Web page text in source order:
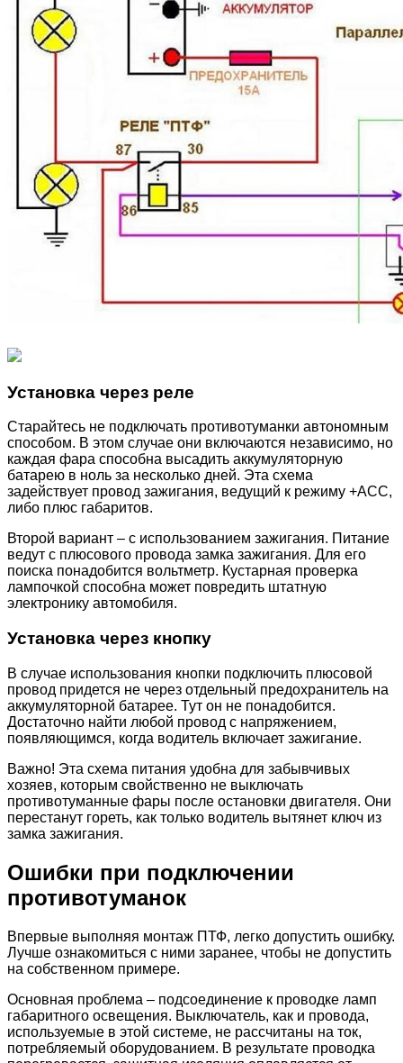
Установка через реле
Старайтесь не подключать противотуманки автономным
способом. В этом случае они включаются независимо, но
каждая фара способна высадить аккумуляторную
батарею в ноль за несколько дней. Эта схема
задействует провод зажигания, ведущий к режиму +ACC,
либо плюс габаритов.
Второй вариант – с использованием зажигания. Питание
ведут с плюсового провода замка зажигания. Для его
поиска понадобится вольтметр. Кустарная проверка
лампочкой способна может повредить штатную
электронику автомобиля.
Установка через кнопку
В случае использования кнопки подключить плюсовой
провод придется не через отдельный предохранитель на
аккумуляторной батарее. Тут он не понадобится.
Достаточно найти любой провод с напряжением,
появляющимся, когда водитель включает зажигание.
Важно! Эта схема питания удобна для забывчивых
хозяев, которым свойственно не выключать
противотуманные фары после остановки двигателя. Они
перестанут гореть, как только водитель вытянет ключ из
замка зажигания.
Ошибки при подключении
противотуманок
Впервые выполняя монтаж ПТФ, легко допустить ошибку.
Лучше ознакомиться с ними заранее, чтобы не допустить
на собственном примере.
Основная проблема – подсоединение к проводке ламп
габаритного освещения. Выключатель, как и провода,
используемые в этой системе, не рассчитаны на ток,
потребляемый оборудованием. В результате проводка